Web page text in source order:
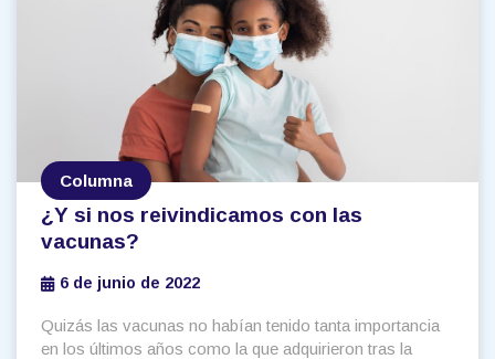
Columna
¿Y si nos reivindicamos con las
vacunas?
6 de junio de 2022
Quizás las vacunas no habían tenido tanta importancia
en los últimos años como la que adquirieron tras la